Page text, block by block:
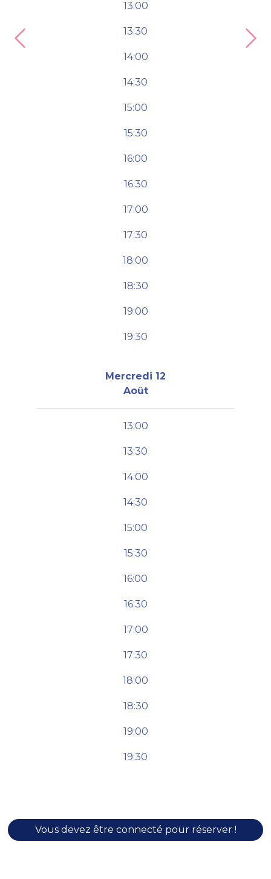
13:00
13:30
14:00
14:30
15:00
15:30
16:00
16:30
17:00
17:30
18:00
18:30
19:00
19:30
Mercredi 12
Août
13:00
13:30
14:00
14:30
15:00
15:30
16:00
16:30
17:00
17:30
18:00
18:30
19:00
19:30
Previous
Vous devez être connecté pour réserver !